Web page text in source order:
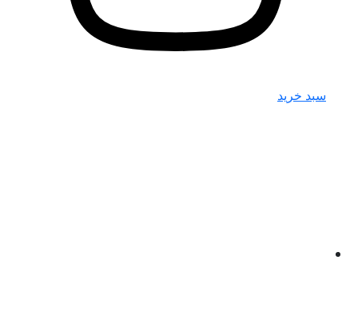
سبد خرید